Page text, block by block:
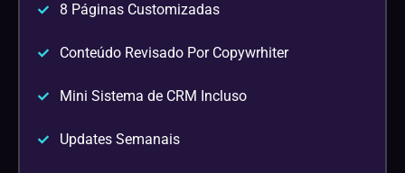
8 Páginas Customizadas
Conteúdo Revisado Por Copywrhiter
Mini Sistema de CRM Incluso
Updates Semanais